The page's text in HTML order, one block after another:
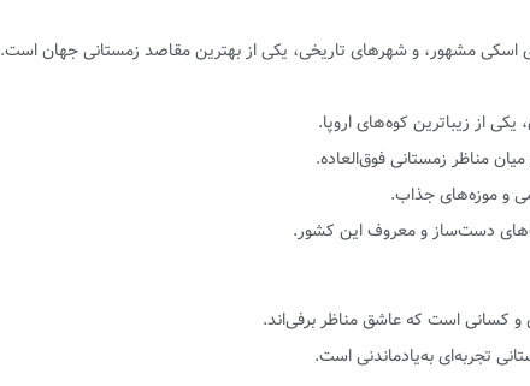
اسکی مشهور، و شهرهای تاریخی، یکی از بهترین مقاصد زمستانی جهان است.
از زیباترین کوه‌های اروپا.
مناظر زمستانی فوق‌العاده.
و موزه‌های جذاب.
دست‌ساز و معروف این کشور.
کسانی است که عاشق مناظر برفی‌اند.
تجربه‌ای به‌یادماندنی است.